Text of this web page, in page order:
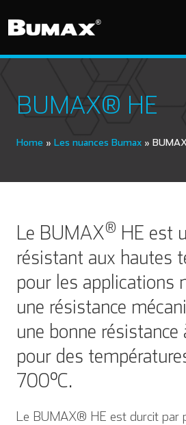
BUMAX® HE
Home » Les nuances Bumax »
Le BUMAX® HE est
résistant aux hautes
pour les applications
une résistance
une bonne résistance
pour des
700°C.
Le BUMAX® HE est durcit par